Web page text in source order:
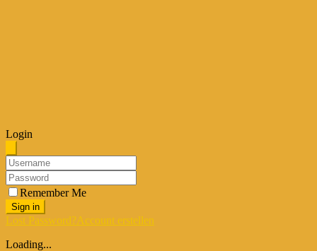
Login
Remember Me
Sign in
Lost Password?Account erstellen
Loading...